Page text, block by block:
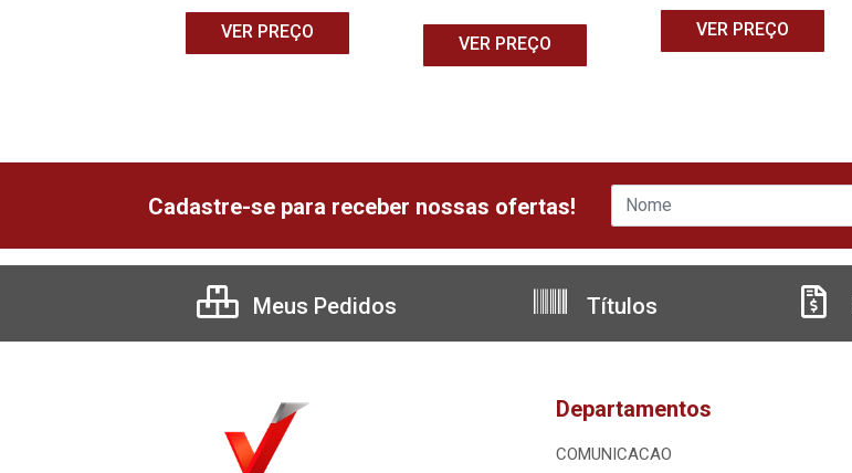
VER PREÇO
VER PREÇO
VER PREÇO
Cadastre-se para receber nossas ofertas!
Meus Pedidos Títulos
Departamentos
COMUNICACAO